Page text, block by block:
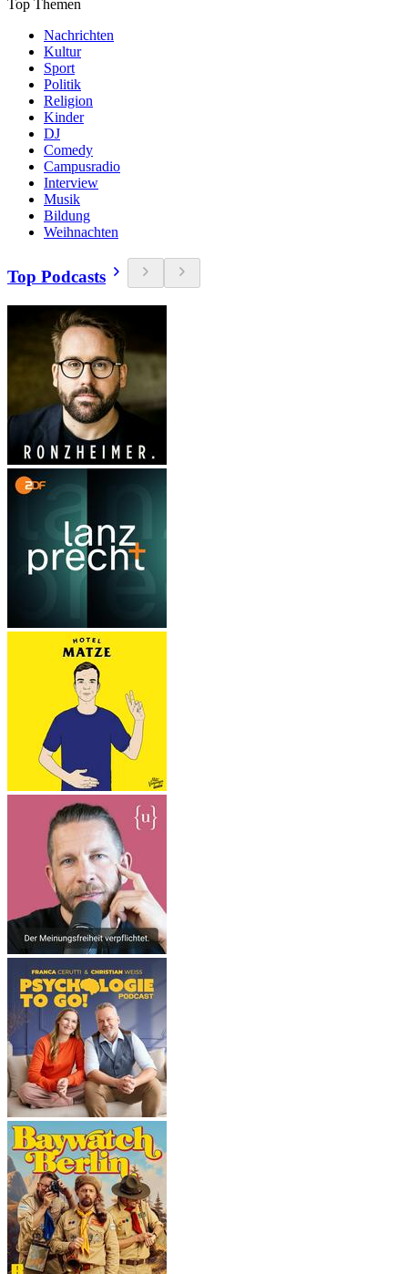
Top Themen
Nachrichten
Kultur
Sport
Politik
Religion
Kinder
DJ
Comedy
Campusradio
Interview
Musik
Bildung
Weihnachten
Top Podcasts